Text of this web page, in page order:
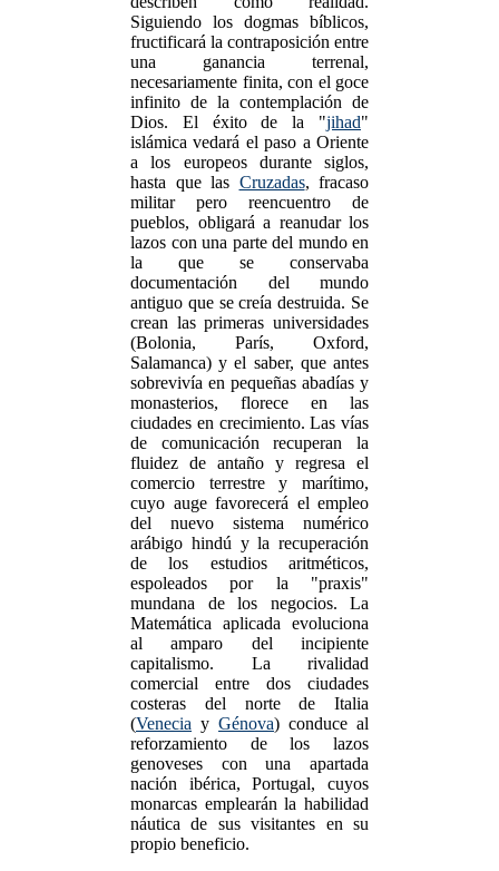
Siguiendo los dogmas bíblicos,
fructificará la contraposición entre
una ganancia terrenal,
necesariamente finita, con el goce
infinito de la contemplación de
Dios. El éxito de la "jihad"
islámica vedará el paso a Oriente
a los europeos durante siglos,
hasta que las Cruzadas, fracaso
militar pero reencuentro de
pueblos, obligará a reanudar los
lazos con una parte del mundo en
la que se conservaba
documentación del mundo
antiguo que se creía destruida. Se
crean las primeras universidades
(Bolonia, París, Oxford,
Salamanca) y el saber, que antes
sobrevivía en pequeñas abadías y
monasterios, florece en las
ciudades en crecimiento. Las vías
de comunicación recuperan la
fluidez de antaño y regresa el
comercio terrestre y marítimo,
cuyo auge favorecerá el empleo
del nuevo sistema numérico
arábigo hindú y la recuperación
de los estudios aritméticos,
espoleados por la "praxis"
mundana de los negocios. La
Matemática aplicada evoluciona
al amparo del incipiente
capitalismo. La rivalidad
comercial entre dos ciudades
costeras del norte de Italia
(Venecia y Génova) conduce al
reforzamiento de los lazos
genoveses con una apartada
nación ibérica, Portugal, cuyos
monarcas emplearán la habilidad
náutica de sus visitantes en su
propio beneficio.